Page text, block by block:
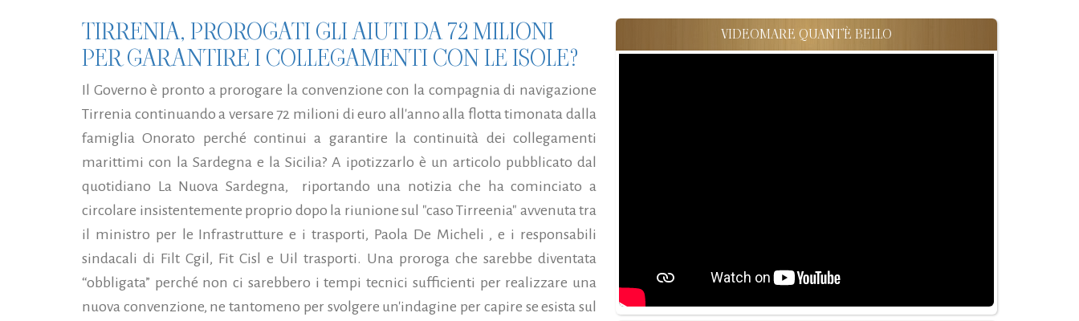
TIRRENIA, PROROGATI GLI AIUTI DA 72 MILIONI
PER GARANTIRE I COLLEGAMENTI CON LE ISOLE?
Il Governo è pronto a prorogare la convenzione con la compagnia di navigazione
Tirrenia continuando a versare 72 milioni di euro all'anno alla flotta timonata dalla
famiglia Onorato perché continui a garantire la continuità dei collegamenti
marittimi con la Sardegna e la Sicilia? A ipotizzarlo è un articolo pubblicato dal
quotidiano La Nuova Sardegna, riportando una notizia che ha cominciato a
circolare insistentemente proprio dopo la riunione sul "caso Tirreenia" avvenuta tra
il ministro per le Infrastrutture e i trasporti, Paola De Micheli , e i responsabili
sindacali di Filt Cgil, Fit Cisl e Uil trasporti. Una proroga che sarebbe diventata
“obbligata” perché non ci sarebbero i tempi tecnici sufficienti per realizzare una
nuova convenzione, ne tantomeno per svolgere un'indagine per capire se esista sul
VIDEOMARE QUANT'È BELLO